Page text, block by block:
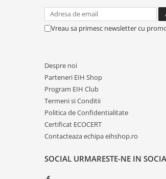
Vreau sa primesc newsletter cu
Despre noi
Parteneri EIH Shop
Program EIH Club
Termeni si Conditii
Politica de Confidentialitate
Certificat ECOCERT
Contacteaza echipa eihshop.ro
SOCIAL URMARESTE-NE IN